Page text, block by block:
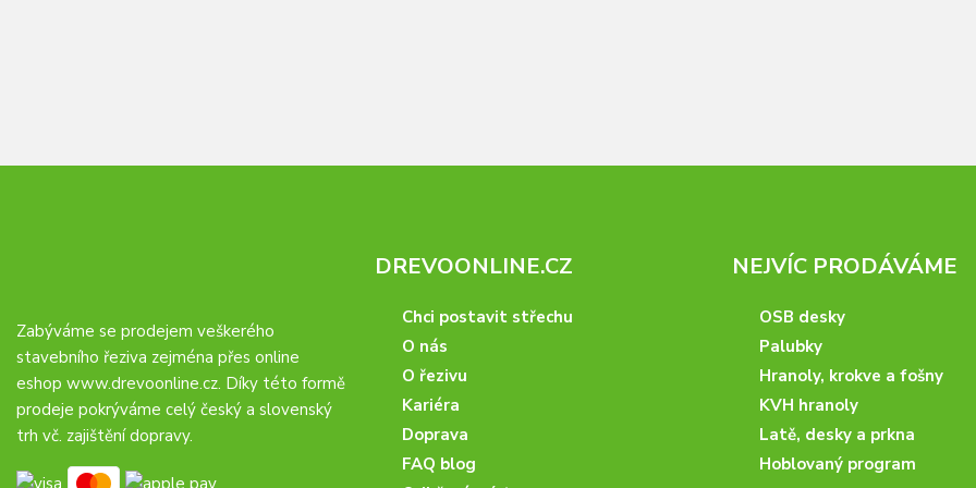
Zabýváme se prodejem veškerého
stavebního řeziva zejména přes online
eshop www.drevoonline.cz. Díky této formě
prodeje pokrýváme celý český a slovenský
trh vč. zajištění dopravy.
DREVOONLINE.CZ
Chci postavit střechu
O nás
O řezivu
Kariéra
Doprava
FAQ blog
NEJVÍC PRODÁVÁME
OSB desky
Palubky
Hranoly, krokve a fošny
KVH hranoly
Latě, desky a prkna
Hoblovaný program